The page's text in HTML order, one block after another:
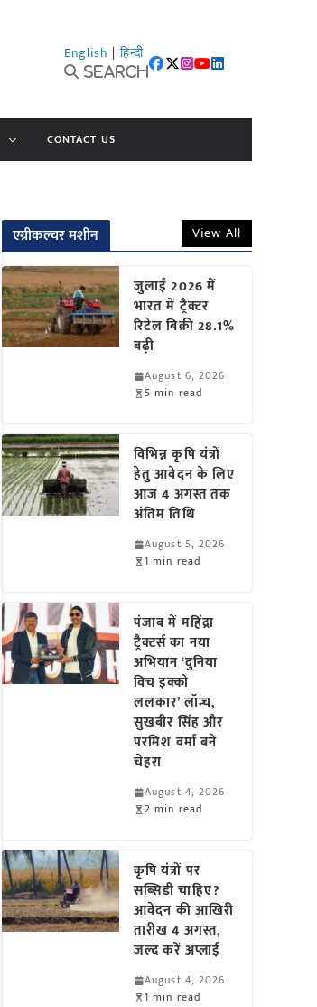
English | हिन्दी
Search
CONTACT US
एग्रीकल्चर मशीन View All
जुलाई 2026 में
भारत में ट्रैक्टर
रिटेल बिक्री 28.1%
बढ़ी
August 6, 2026
5 min read
विभिन्न कृषि यंत्रों
हेतु आवेदन के लिए
आज 4 अगस्त तक
अंतिम तिथि
August 5, 2026
1 min read
पंजाब में महिंद्रा
ट्रैक्टर्स का नया
अभियान ‘दुनिया
विच इक्को
ललकार’ लॉन्च,
सुखबीर सिंह और
परमिश वर्मा बने
चेहरा
August 4, 2026
2 min read
कृषि यंत्रों पर
सब्सिडी चाहिए?
आवेदन की आखिरी
तारीख 4 अगस्त,
जल्द करें अप्लाई
August 4, 2026
1 min read